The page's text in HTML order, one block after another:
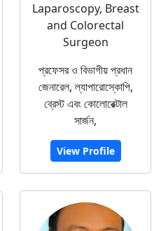
Laparoscopy, Breast
and Colorectal
Surgeon
প্রফেসর ও বিভাগীয় প্রধান
জেনারেল, ল্যাপারোস্কোপি,
ব্রেস্ট এবং কোলোরেক্টাল
সার্জন,
View Profile